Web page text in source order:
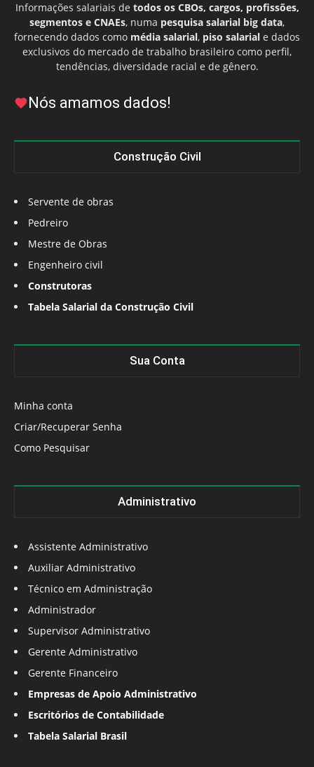
Informações salariais de todos os CBOs, cargos, profissões,
segmentos e CNAEs, numa pesquisa salarial big data,
fornecendo dados como média salarial, piso salarial e dados
exclusivos do mercado de trabalho brasileiro como perfil,
tendências, diversidade racial e de gênero.
Nós amamos dados!
Construção Civil
Servente de obras
Pedreiro
Mestre de Obras
Engenheiro civil
Construtoras
Tabela Salarial da Construção Civil
Sua Conta
Minha conta
Criar/Recuperar Senha
Como Pesquisar
Administrativo
Assistente Administrativo
Auxiliar Administrativo
Técnico em Administração
Administrador
Supervisor Administrativo
Gerente Administrativo
Gerente Financeiro
Empresas de Apoio Administrativo
Escritórios de Contabilidade
Tabela Salarial Brasil